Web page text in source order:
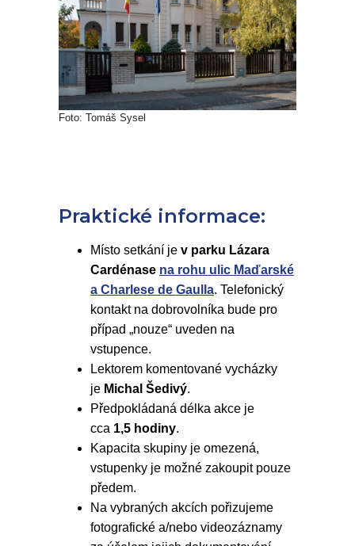
Foto: Tomáš Sysel
Praktické informace:
Místo setkání je v parku Lázara
Cardénase na rohu ulic Maďarské
a Charlese de Gaulla. Telefonický
kontakt na dobrovolníka bude pro
případ „nouze“ uveden na
vstupence.
Lektorem komentované vycházky
je Michal Šedivý.
Předpokládaná délka akce je
cca 1,5 hodiny.
Kapacita skupiny je omezená,
vstupenky je možné zakoupit pouze
předem.
Na vybraných akcích pořizujeme
fotografické a/nebo videozáznamy